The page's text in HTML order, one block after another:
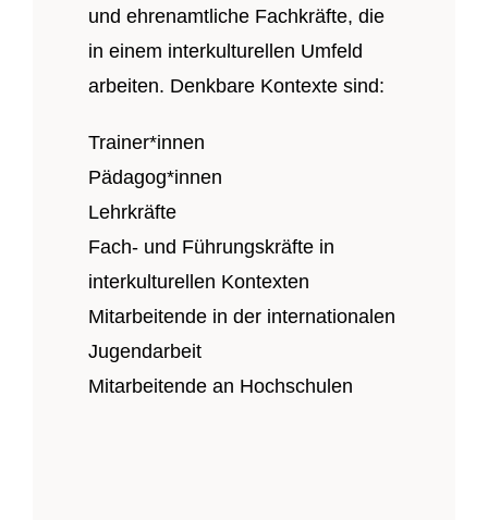
und ehrenamtliche Fachkräfte, die
in einem interkulturellen Umfeld
arbeiten. Denkbare Kontexte sind:
Trainer*innen
Pädagog*innen
Lehrkräfte
Fach- und Führungskräfte in
interkulturellen Kontexten
Mitarbeitende in der internationalen
Jugendarbeit
Mitarbeitende an Hochschulen